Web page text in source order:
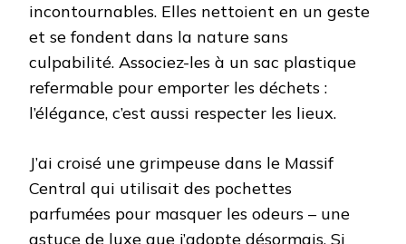
incontournables. Elles nettoient en un geste
et se fondent dans la nature sans
culpabilité. Associez-les à un sac plastique
refermable pour emporter les déchets :
l’élégance, c’est aussi respecter les lieux.
J’ai croisé une grimpeuse dans le Massif
Central qui utilisait des pochettes
parfumées pour masquer les odeurs – une
astuce de luxe que j’adopte désormais. Si